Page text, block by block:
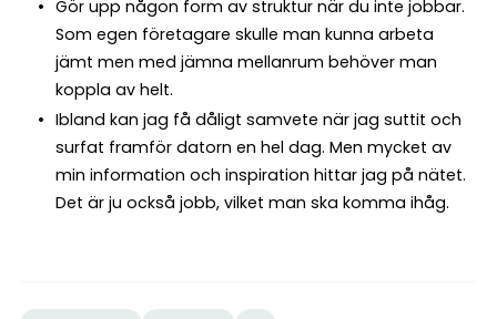
Gör upp någon form av struktur när du inte jobbar.
Som egen företagare skulle man kunna arbeta
jämt men med jämna mellanrum behöver man
koppla av helt.
Ibland kan jag få dåligt samvete när jag suttit och
surfat framför datorn en hel dag. Men mycket av
min information och inspiration hittar jag på nätet.
Det är ju också jobb, vilket man ska komma ihåg.